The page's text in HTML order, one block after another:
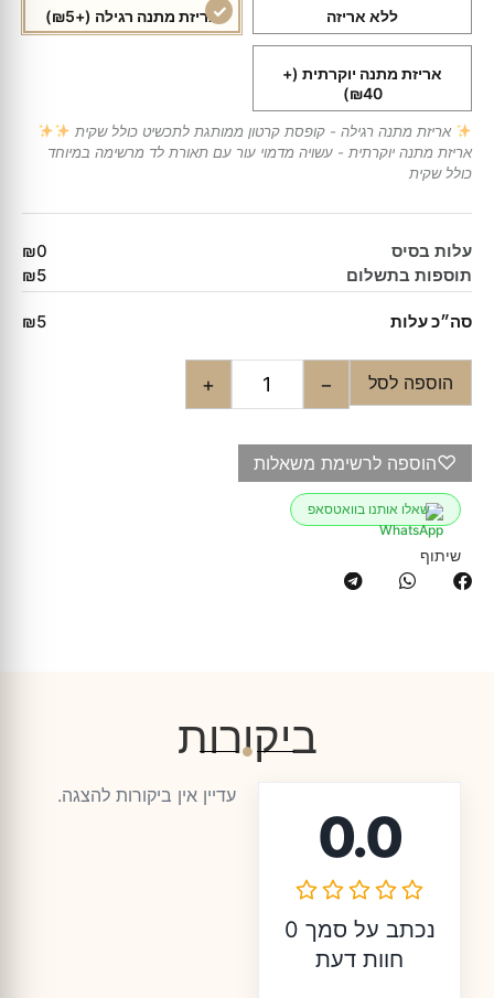
ללא אריזה אריזת מתנה רגילה (+₪5)
אריזת מתנה יוקרתית (+
₪40)
אריזת מתנה רגילה - קופסת קרטון ממותגת לתכשיט כולל שקית
אריזת מתנה יוקרתית - עשויה מדמוי עור עם תאורת לד מרשימה במיוחד
כולל שקית
עלות בסיס
₪0
תוספות בתשלום
₪5
סה״כ עלות ₪5
−
+ הוספה לסל
♡הוספה לרשימת משאלות
שאלו אותנו בוואטסאפ
שיתוף
ביקורות
0.0
נכתב על סמך 0
חוות דעת
עדיין אין ביקורות להצגה.